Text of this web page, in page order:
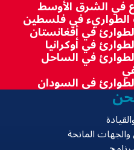
في الشرق الأوسط
الطواريء في فلسطين
في أفغانستان
في أوكرانيا
في الساحل
في السودان
والجهات المانحة